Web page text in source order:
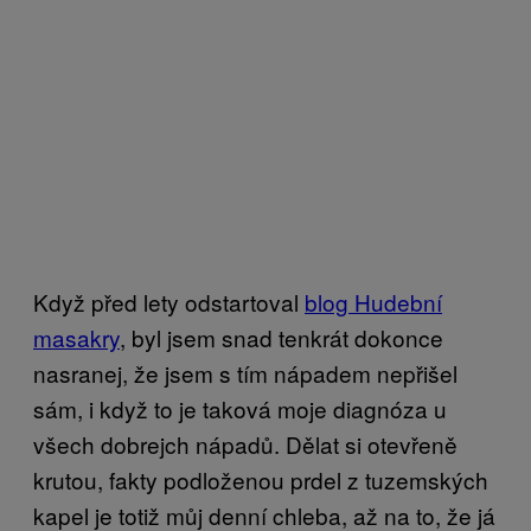
Když před lety odstartoval blog Hudební
masakry, byl jsem snad tenkrát dokonce
nasranej, že jsem s tím nápadem nepřišel
sám, i když to je taková moje diagnóza u
všech dobrejch nápadů. Dělat si otevřeně
krutou, fakty podloženou prdel z tuzemských
kapel je totiž můj denní chleba, až na to, že já